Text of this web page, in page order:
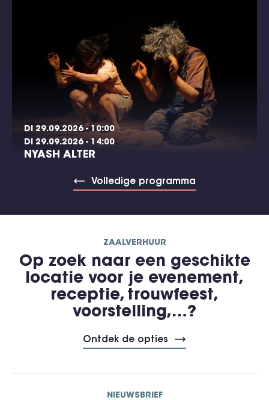
DI 29.09.2026 - 10:00
DI 29.09.2026 - 14:00
NYASH ALTER
Volledige programma
ZAALVERHUUR
Op zoek naar een geschikte
locatie voor je evenement,
receptie, trouwfeest,
voorstelling,…?
Ontdek de opties
NIEUWSBRIEF